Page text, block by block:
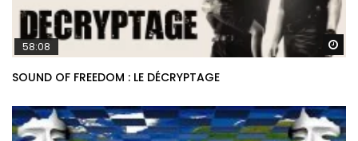
58:08
SOUND OF FREEDOM : LE DÉCRYPTAGE